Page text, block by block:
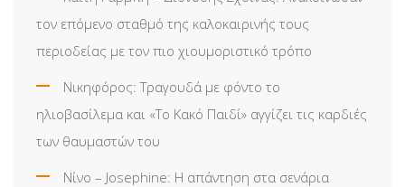
τον επόμενο σταθμό της καλοκαιρινής τους
περιοδείας με τον πιο χιουμοριστικό τρόπο
Νικηφόρος: Τραγουδά με φόντο το
ηλιοβασίλεμα και «Το Κακό Παιδί» αγγίζει τις καρδιές
των θαυμαστών του
Νίνο – Josephine: Η απάντηση στα σενάρια